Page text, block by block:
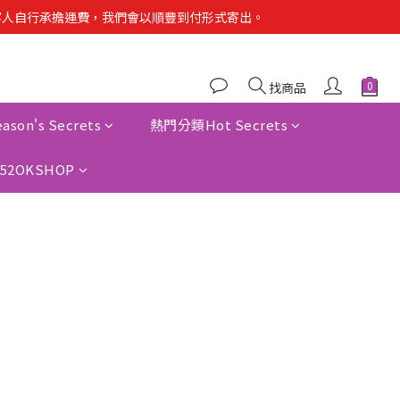
自行承擔運費，我們會以順豐到付形式寄出。
找商品
Secrets 熱門分類Hot Secrets